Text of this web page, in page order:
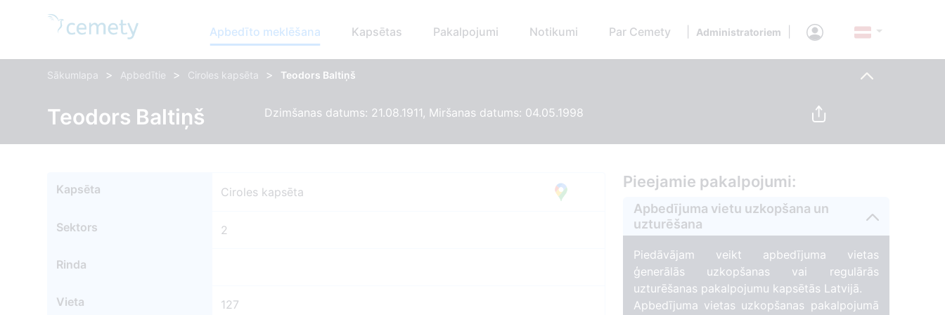
Apbedīto meklēšana Kapsētas Pakalpojumi Notikumi Par Cemety Administratoriem
Sākumlapa > Apbedītie > Ciroles kapsēta > Teodors Baltiņš
Teodors Baltiņš Dzimšanas datums: 21.08.1911, Miršanas datums: 04.05.1998
Kapsēta Ciroles kapsēta
Sektors 2
Rinda
Vieta 127
Pieejamie pakalpojumi:
Apbedījuma vietu uzkopšana un
uzturēšana
Piedāvājam veikt apbedījuma vietas
ģenerālās uzkopšanas vai regulārās
uzturēšanas pakalpojumu kapsētās Latvijā.
Apbedījuma vietas uzkopšanas pakalpojumā